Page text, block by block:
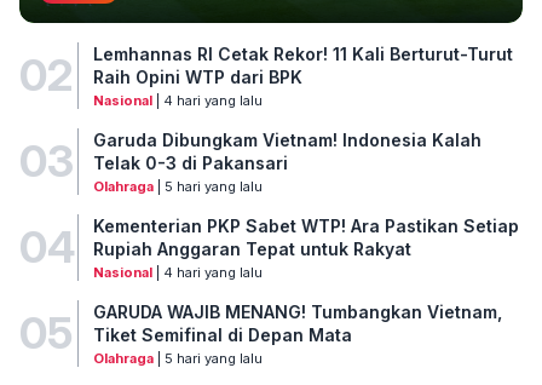
02
Lemhannas RI Cetak Rekor! 11 Kali Berturut-Turut
Raih Opini WTP dari BPK
Nasional| 4 hari yang lalu
03
Garuda Dibungkam Vietnam! Indonesia Kalah
Telak 0-3 di Pakansari
Olahraga| 5 hari yang lalu
04
Kementerian PKP Sabet WTP! Ara Pastikan Setiap
Rupiah Anggaran Tepat untuk Rakyat
Nasional| 4 hari yang lalu
05
GARUDA WAJIB MENANG! Tumbangkan Vietnam,
Tiket Semifinal di Depan Mata
Olahraga| 5 hari yang lalu